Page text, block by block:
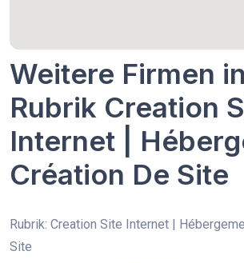
Weitere Firmen
Rubrik Creation
Internet |
Création De Site
Rubrik: Creation Site Internet |
Site